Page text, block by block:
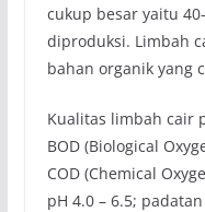
cukup besar yaitu
diproduksi. Limbah
bahan organik yang
Kualitas limbah cair
BOD (Biological
COD (Chemical
pH 4.0 – 6.5;